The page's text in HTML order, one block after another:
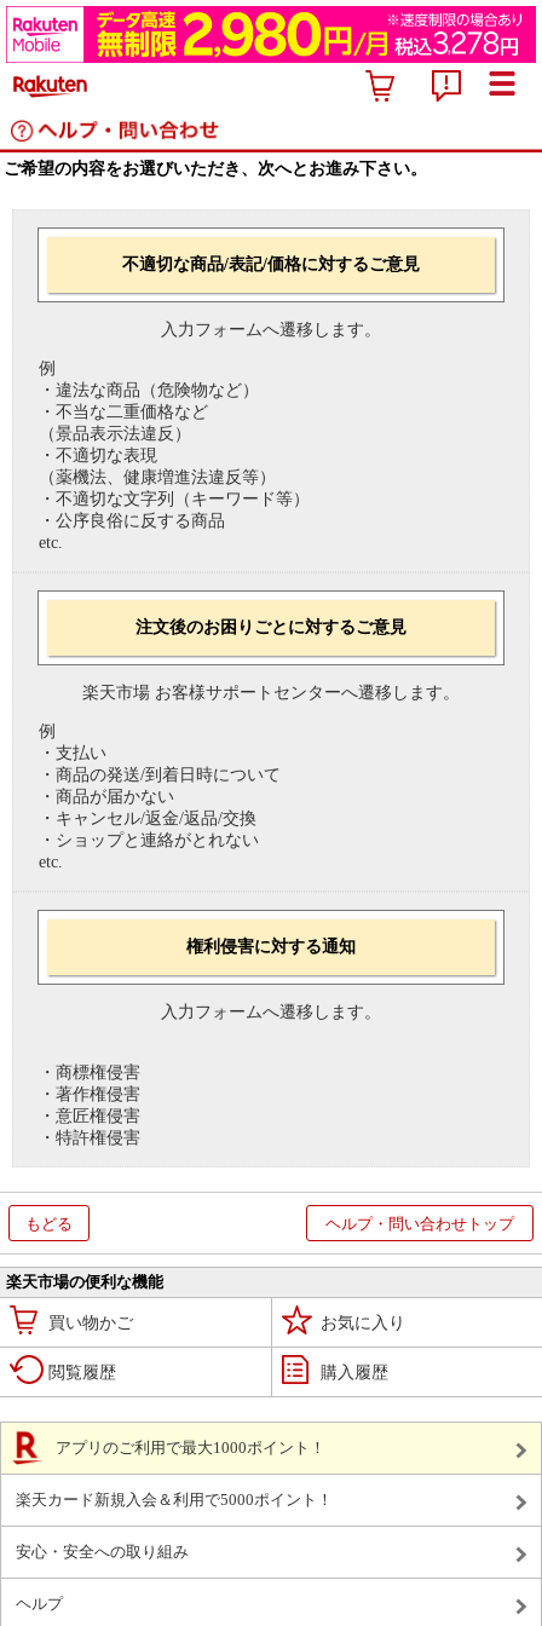
ご希望の内容をお選びいただき、次へとお進み下さい。
不適切な商品/表記/価格に対するご意見
入力フォームへ遷移します。
例
・違法な商品（危険物など）
・不当な二重価格など
（景品表示法違反）
・不適切な表現
（薬機法、健康増進法違反等）
・不適切な文字列（キーワード等）
・公序良俗に反する商品
etc.
注文後のお困りごとに対するご意見
楽天市場 お客様サポートセンターへ遷移します。
例
・支払い
・商品の発送/到着日時について
・商品が届かない
・キャンセル/返金/返品/交換
・ショップと連絡がとれない
etc.
権利侵害に対する通知
入力フォームへ遷移します。
・商標権侵害
・著作権侵害
・意匠権侵害
・特許権侵害
もどる ヘルプ・問い合わせトップ
楽天市場の便利な機能
買い物かご お気に入り
閲覧履歴 購入履歴
アプリのご利用で最大1000ポイント！
楽天カード新規入会＆利用で5000ポイント！
安心・安全への取り組み
ヘルプ